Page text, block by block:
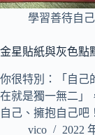
學習善待自己
金星貼紙與灰色點
你很特別：「自己
在就是獨一無二」
自己、擁抱自己吧！
vico
2022